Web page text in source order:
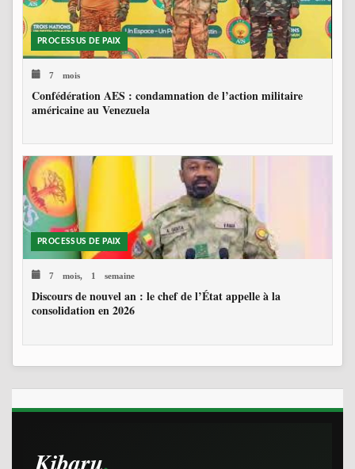
PROCESSUS DE PAIX
7 mois
Confédération AES : condamnation de l’action militaire
américaine au Venezuela
PROCESSUS DE PAIX
7 mois, 1 semaine
Discours de nouvel an : le chef de l’État appelle à la
consolidation en 2026
Kibaru